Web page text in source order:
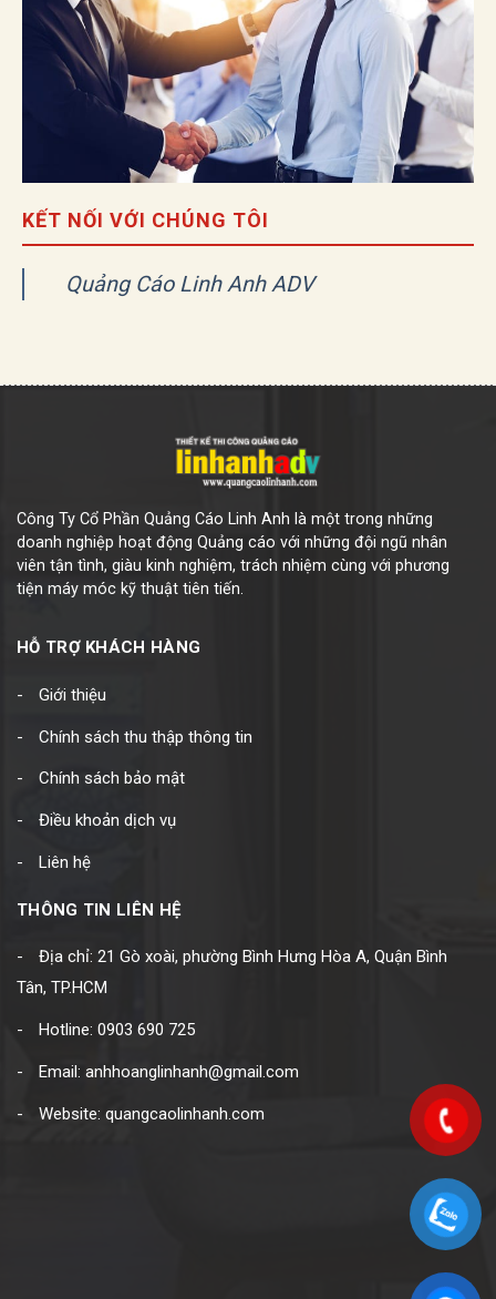
KẾT NỐI VỚI CHÚNG TÔI
Quảng Cáo Linh Anh ADV
Công Ty Cổ Phần Quảng Cáo Linh Anh là một trong những
doanh nghiệp hoạt động Quảng cáo với những đội ngũ nhân
viên tận tình, giàu kinh nghiệm, trách nhiệm cùng với phương
tiện máy móc kỹ thuật tiên tiến.
HỖ TRỢ KHÁCH HÀNG
Giới thiệu
Chính sách thu thập thông tin
Chính sách bảo mật
Điều khoản dịch vụ
Liên hệ
THÔNG TIN LIÊN HỆ
Địa chỉ: 21 Gò xoài, phường Bình Hưng Hòa A, Quận Bình
Tân, TP.HCM
Hotline: 0903 690 725
Email: anhhoanglinhanh@gmail.com
Website: quangcaolinhanh.com